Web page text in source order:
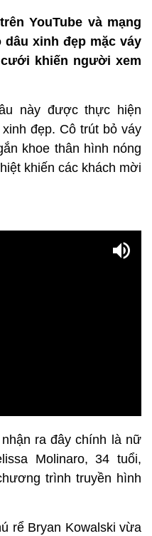
YouTube và mạng
xinh đẹp mặc váy
khiến người xem
này được thực hiện
đẹp. Cô trút bỏ váy
khoe thân hình nóng
khiến các khách mời
ra đây chính là nữ
Molinaro, 34 tuổi,
trình truyền hình
rể Bryan Kowalski vừa